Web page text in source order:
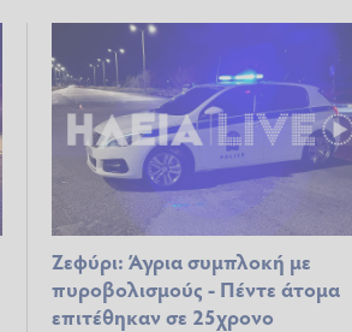
Ζεφύρι: Άγρια συμπλοκή με
πυροβολισμούς - Πέντε άτομα
επιτέθηκαν σε 25χρονο